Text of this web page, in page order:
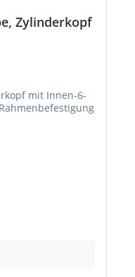
Zylinderkopf
Rahmenbefestigung